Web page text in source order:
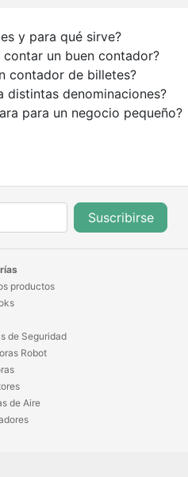
y para qué sirve?
un buen contador?
contador de billetes?
distintas denominaciones?
para un negocio pequeño?
Suscribirse
productos
de Seguridad
Robot
de Aire